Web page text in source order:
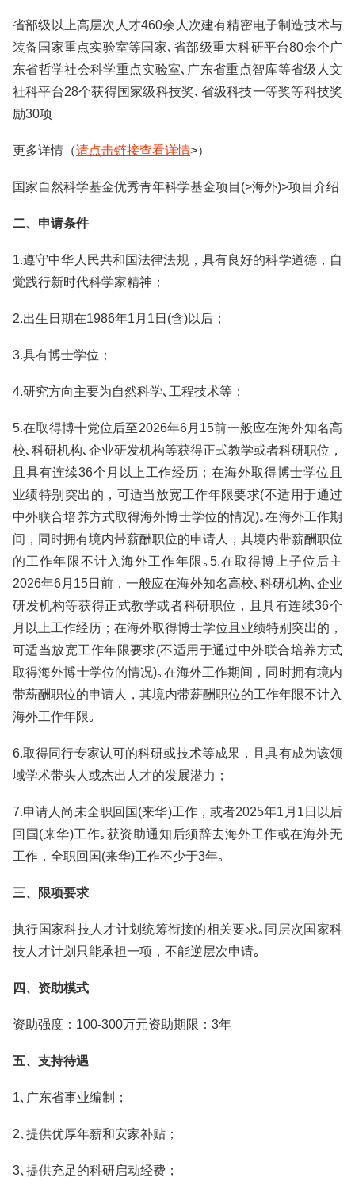
省部级以上高层次人才460余人次建有精密电子制造技术与
装备国家重点实验室等国家､省部级重大科研平台80余个广
东省哲学社会科学重点实验室､广东省重点智库等省级人文
社科平台28个获得国家级科技奖､省级科技一等奖等科技奖
励30项
更多详情（请点击链接查看详情>）
国家自然科学基金优秀青年科学基金项目(>海外)>项目介绍
二、申请条件
1.遵守中华人民共和国法律法规，具有良好的科学道德，自
觉践行新时代科学家精神；
2.出生日期在1986年1月1日(含)以后；
3.具有博士学位；
4.研究方向主要为自然科学､工程技术等；
5.在取得博十党位后至2026年6月15前一般应在海外知名高
校､科研机构､企业研发机构等获得正式教学或者科研职位，
且具有连续36个月以上工作经历；在海外取得博士学位且
业绩特别突出的，可适当放宽工作年限要求(不适用于通过
中外联合培养方式取得海外博士学位的情况)｡在海外工作期
间，同时拥有境内带薪酬职位的申请人，其境内带薪酬职位
的工作年限不计入海外工作年限｡5.在取得博上子位后主
2026年6月15日前，一般应在海外知名高校､科研机构､企业
研发机构等获得正式教学或者科研职位，且具有连续36个
月以上工作经历；在海外取得博士学位且业绩特别突出的，
可适当放宽工作年限要求(不适用于通过中外联合培养方式
取得海外博士学位的情况)｡在海外工作期间，同时拥有境内
带薪酬职位的申请人，其境内带薪酬职位的工作年限不计入
海外工作年限｡
6.取得同行专家认可的科研或技术等成果，且具有成为该领
域学术带头人或杰出人才的发展潜力；
7.申请人尚未全职回国(来华)工作，或者2025年1月1日以后
回国(来华)工作｡获资助通知后须辞去海外工作或在海外无
工作，全职回国(来华)工作不少于3年｡
三、限项要求
执行国家科技人才计划统筹衔接的相关要求｡同层次国家科
技人才计划只能承担一项，不能逆层次申请｡
四、资助模式
资助强度：100-300万元资助期限：3年
五、支持待遇
1､广东省事业编制；
2､提供优厚年薪和安家补贴；
3､提供充足的科研启动经费；